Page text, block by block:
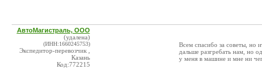
АвтоМагистраль, ООО
(удалена)
(ИНН:1660245753)
Экспедитор-перевозчик ,
Казань
Код:772215
Всем спасибо за советы, но
дальше разгребать нам, но
у меня в машине и мне ни